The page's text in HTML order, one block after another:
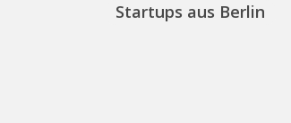
Startups aus Berlin